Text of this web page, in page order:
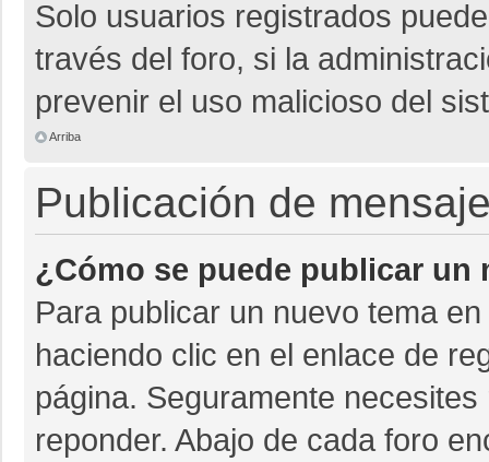
Solo usuarios registrados
través del foro, si la
prevenir el uso malicioso del
Arriba
Publicación de
¿Cómo se puede publicar un
Para publicar un nuevo tema
haciendo clic en el enlace de
página. Seguramente
reponder. Abajo de cada foro